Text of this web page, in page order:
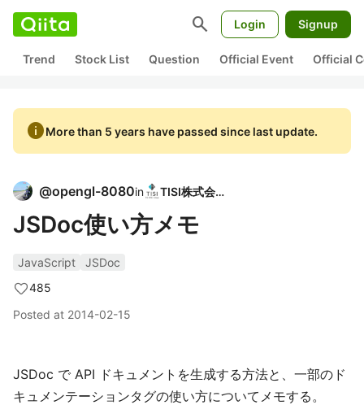
search Login Signup
Trend Stock List Question Official Event Official
infoMore than 5 years have passed since last update.
@opengl-8080in TISI株式会社
JSDoc使い方メモ
JavaScript
JSDoc
485
Posted at 2014-02-15
JSDoc で API ドキュメントを生成する方法と、一部のド
キュメンテーションタグの使い方についてメモする。